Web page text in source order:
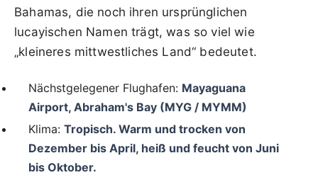
Bahamas, die noch ihren ursprünglichen
lucayischen Namen trägt, was so viel wie
„kleineres mittwestliches Land“ bedeutet.
Nächstgelegener Flughafen: Mayaguana
Airport, Abraham's Bay (MYG / MYMM)
Klima: Tropisch. Warm und trocken von
Dezember bis April, heiß und feucht von Juni
bis Oktober.